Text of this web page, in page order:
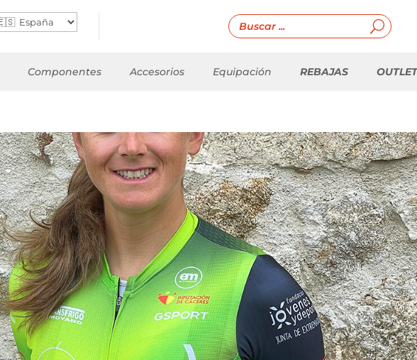
Componentes Accesorios Equipación REBAJAS OUTLET